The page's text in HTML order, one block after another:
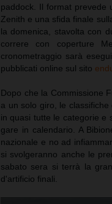
paddock. Il format prevede
Zenith e una sfida finale
la domenica, stavolta con
correre con coperture
cronometraggio sarà
pubblicati online sul sito
Dopo che la Commissione
a un solo giro, le
in quasi tutte le categorie e
gare in calendario. A
nazionale e no ad
si svolgeranno anche le
sabato sera si terrà la
d'artificio finali.